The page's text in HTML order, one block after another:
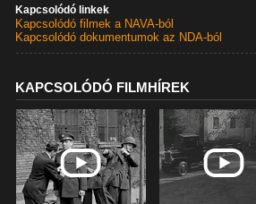
Kapcsolódó linkek
Kapcsolódó filmek a NAVA-ból
Kapcsolódó dokumentumok az NDA-ból
KAPCSOLÓDÓ FILMHÍREK